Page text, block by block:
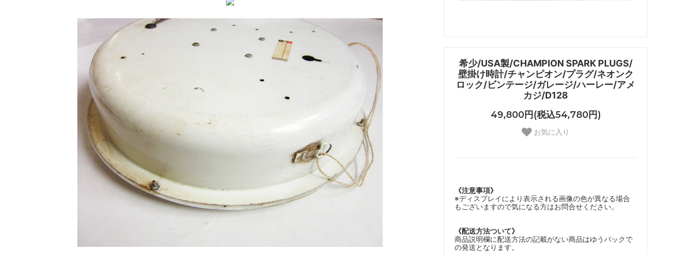
希少/USA製/CHAMPION SPARK PLUGS/
壁掛け時計/チャンピオン/プラグ/ネオンク
ロック/ビンテージ/ガレージ/ハーレー/アメ
カジ/D128
49,800円(税込54,780円)
お気に入り
《注意事項》
※ディスプレイにより表示される画像の色が異なる場合
もございますので気になる方はお問合せください。
《配送方法ついて》
商品説明欄に配送方法の記載がない商品はゆうパックで
の発送となります。